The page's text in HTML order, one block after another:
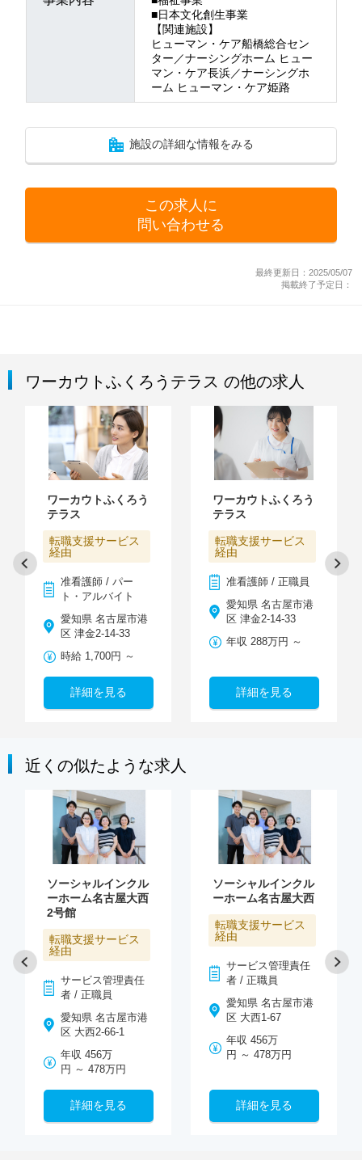
■日本文化創生事業
【関連施設】
ヒューマン・ケア船橋総合セン
ター／ナーシングホーム ヒュー
マン・ケア長浜／ナーシングホ
ーム ヒューマン・ケア姫路
施設の詳細な情報をみる
この求人に
問い合わせる
最終更新日：2025/05/07
掲載終了予定日：
ワーカウトふくろうテラス の他の求人
ワーカウトふくろう
テラス
転職支援サービス
経由
准看護師 / パー
ト・アルバイト
愛知県 名古屋市港
区 津金2-14-33
時給 1,700円 ～
詳細を見る
ワーカウトふくろう
テラス
転職支援サービス
経由
准看護師 / 正職員
愛知県 名古屋市港
区 津金2-14-33
年収 288万円 ～
詳細を見る
近くの似たような求人
ソーシャルインクル
ーホーム名古屋大西
2号館
転職支援サービス
経由
サービス管理責任
者 / 正職員
愛知県 名古屋市港
区 大西2-66-1
年収 456万
円 ～ 478万円
詳細を見る
ソーシャルインクル
ーホーム名古屋大西
転職支援サービス
経由
サービス管理責任
者 / 正職員
愛知県 名古屋市港
区 大西1-67
年収 456万
円 ～ 478万円
詳細を見る